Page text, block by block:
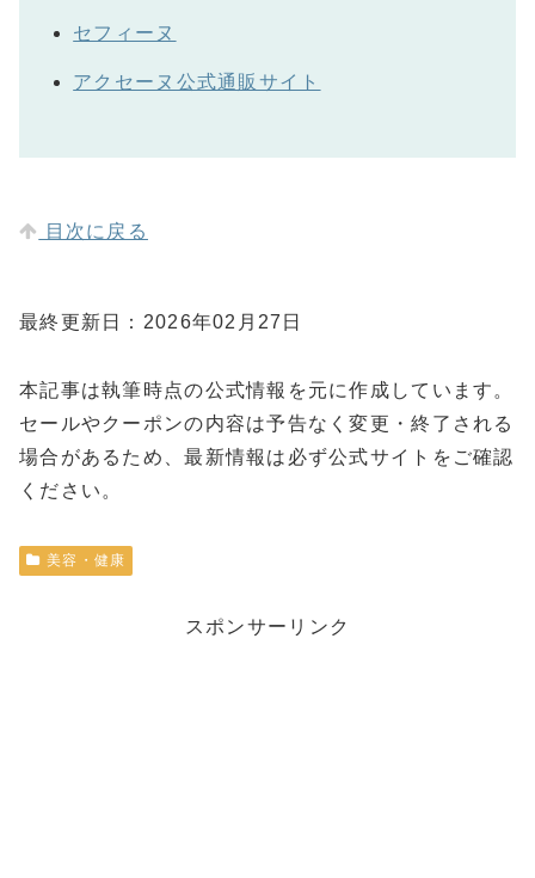
セフィーヌ
アクセーヌ公式通販サイト
目次に戻る
最終更新日：2026年02月27日
本記事は執筆時点の公式情報を元に作成しています。
セールやクーポンの内容は予告なく変更・終了される
場合があるため、最新情報は必ず公式サイトをご確認
ください。
美容・健康
スポンサーリンク